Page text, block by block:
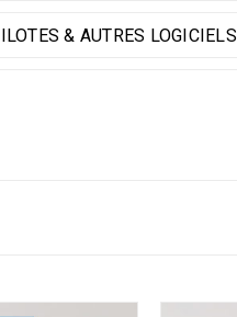
& AUTRES LOGICIELS